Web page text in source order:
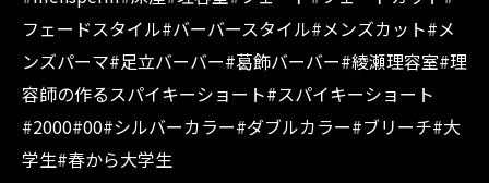
フェードスタイル#バーバースタイル#メンズカット#メ
ンズパーマ#足立バーバー#葛飾バーバー#綾瀬理容室#理
容師の作るスパイキーショート#スパイキーショート
#2000#00#シルバーカラー#ダブルカラー#ブリーチ#大
学生#春から大学生